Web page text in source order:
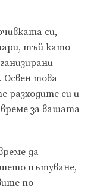
си,
тъй като
Освен това
разходите си и
за вашата
да
пътуване,
по-